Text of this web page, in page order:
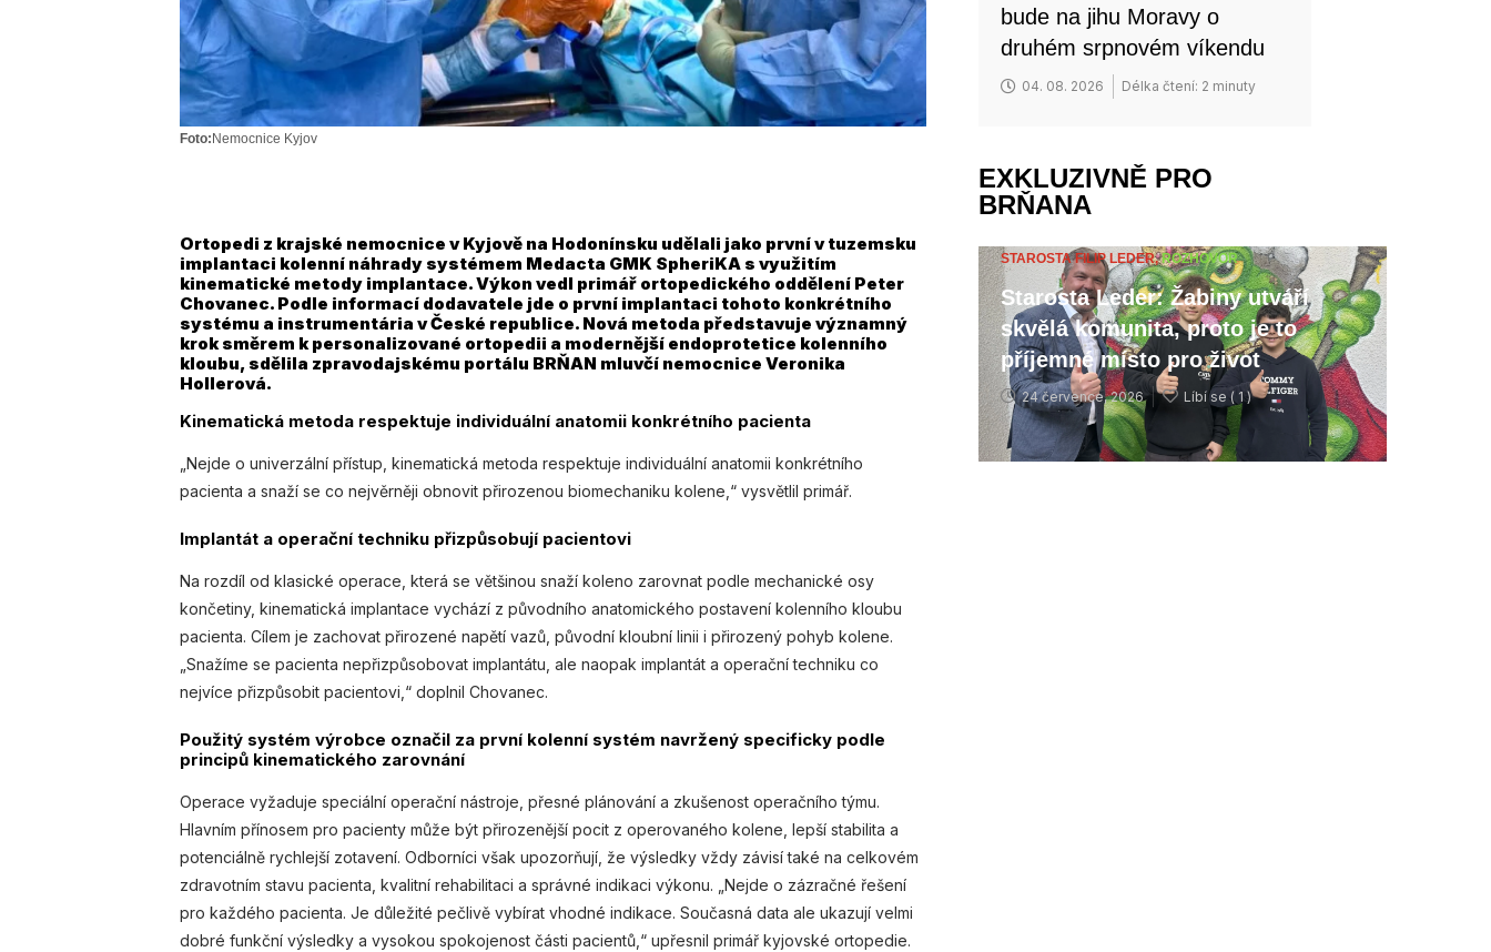
Foto: Nemocnice Kyjov
Ortopedi z krajské nemocnice v Kyjově na Hodonínsku udělali jako první v tuzemsku
implantaci kolenní náhrady systémem Medacta GMK SpheriKA s využitím
kinematické metody implantace. Výkon vedl primář ortopedického oddělení Peter
Chovanec. Podle informací dodavatele jde o první implantaci tohoto konkrétního
systému a instrumentária v České republice. Nová metoda představuje významný
krok směrem k personalizované ortopedii a modernější endoprotetice kolenního
kloubu, sdělila zpravodajskému portálu BRŇAN mluvčí nemocnice Veronika
Hollerová.
Kinematická metoda respektuje individuální anatomii konkrétního pacienta
„Nejde o univerzální přístup, kinematická metoda respektuje individuální anatomii konkrétního
pacienta a snaží se co nejvěrněji obnovit přirozenou biomechaniku kolene,“ vysvětlil primář.
Implantát a operační techniku přizpůsobují pacientovi
Na rozdíl od klasické operace, která se většinou snaží koleno zarovnat podle mechanické osy
končetiny, kinematická implantace vychází z původního anatomického postavení kolenního kloubu
pacienta. Cílem je zachovat přirozené napětí vazů, původní kloubní linii i přirozený pohyb kolene.
„Snažíme se pacienta nepřizpůsobovat implantátu, ale naopak implantát a operační techniku co
nejvíce přizpůsobit pacientovi,“ doplnil Chovanec.
Použitý systém výrobce označil za první kolenní systém navržený specificky podle
principů kinematického zarovnání
Operace vyžaduje speciální operační nástroje, přesné plánování a zkušenost operačního týmu.
Hlavním přínosem pro pacienty může být přirozenější pocit z operovaného kolene, lepší stabilita a
potenciálně rychlejší zotavení. Odborníci však upozorňují, že výsledky vždy závisí také na celkovém
zdravotním stavu pacienta, kvalitní rehabilitaci a správné indikaci výkonu. „Nejde o zázračné řešení
pro každého pacienta. Je důležité pečlivě vybírat vhodné indikace. Současná data ale ukazují velmi
dobré funkční výsledky a vysokou spokojenost části pacientů,“ upřesnil primář kyjovské ortopedie.
bude na jihu Moravy o
druhém srpnovém víkendu
04. 08. 2026 Délka čtení: 2 minuty
EXKLUZIVNĚ PRO
BRŇANA
STAROSTA FILIP LEDER,ROZHOVOR
Starosta Leder: Žabiny utváří
skvělá komunita, proto je to
příjemné místo pro život
24 července, 2026 Líbí se ( 1 )